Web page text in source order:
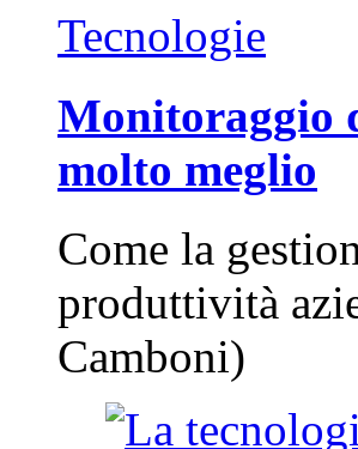
Tecnologie
Monitoraggio
molto meglio
Come la
produttività
Camboni)